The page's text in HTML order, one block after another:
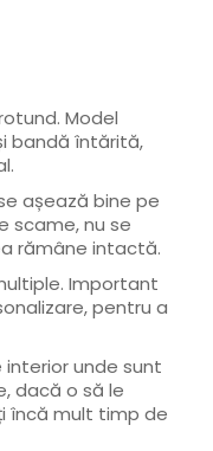
Model
bandă întărită,
așează bine pe
scame, nu se
rămâne intactă.
Important
pentru a
unde sunt
dacă o să le
încă mult timp de